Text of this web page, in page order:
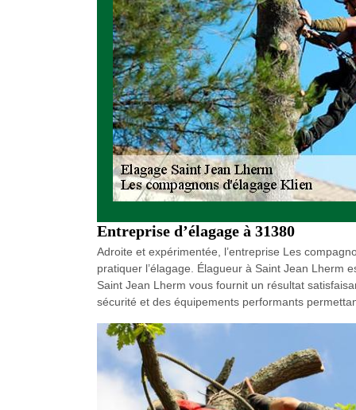
Entreprise d’élagage à 31380
Adroite et expérimentée, l’entreprise Les
pratiquer l’élagage. Élagueur à Saint Jean Lherm
Saint Jean Lherm vous fournit un résultat
sécurité et des équipements performants